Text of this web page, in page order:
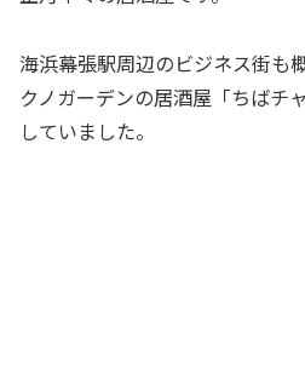
海浜幕張駅周辺のビジネス街も
クノガーデンの居酒屋「ちばチ
していました。